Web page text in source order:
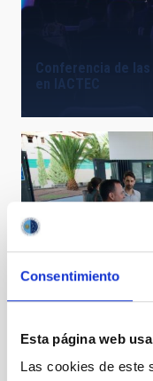
Consentimiento
Esta página web
Las cookies de este
Conferencia de
en IACTEC
Fernando Clavijo